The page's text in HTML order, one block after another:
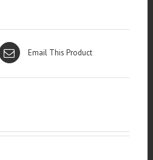
Email This Product